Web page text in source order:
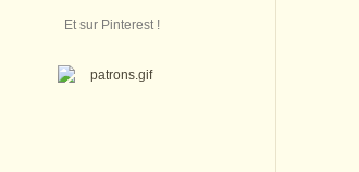
Et sur Pinterest !